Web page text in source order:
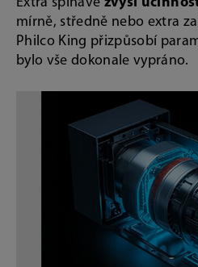
mírně, středně nebo extra
Philco King přizpůsobí
bylo vše dokonale vypráno.